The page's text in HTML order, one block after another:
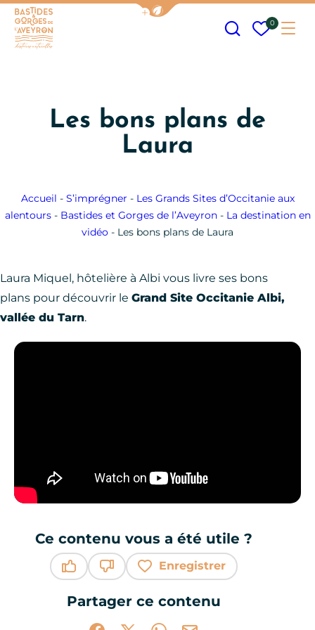
Afficher la barre de navigation
Mes
0
Les bons plans de
Laura
Accueil - S’imprégner - Les Grands Sites d’Occitanie aux
alentours - Bastides et Gorges de l’Aveyron - La destination en
vidéo - Les bons plans de Laura
Laura Miquel, hôtelière à Albi vous livre ses bons
plans pour découvrir le Grand Site Occitanie Albi,
vallée du Tarn.
Ce contenu vous a été utile ?
Enregistrer
Partager ce contenu